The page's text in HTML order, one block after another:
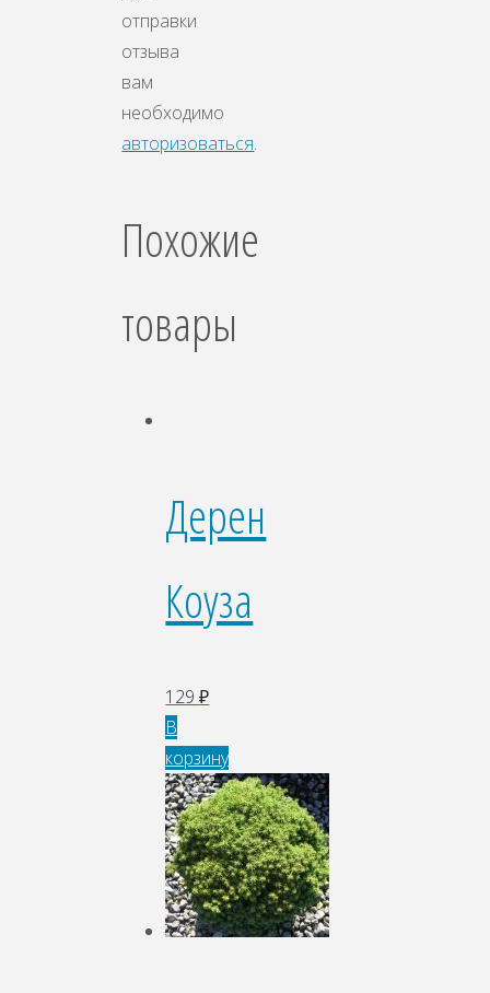
отправки
отзыва
вам
необходимо
авторизоваться.
Похожие
товары
Дерен
Коуза
129₽
В
корзину